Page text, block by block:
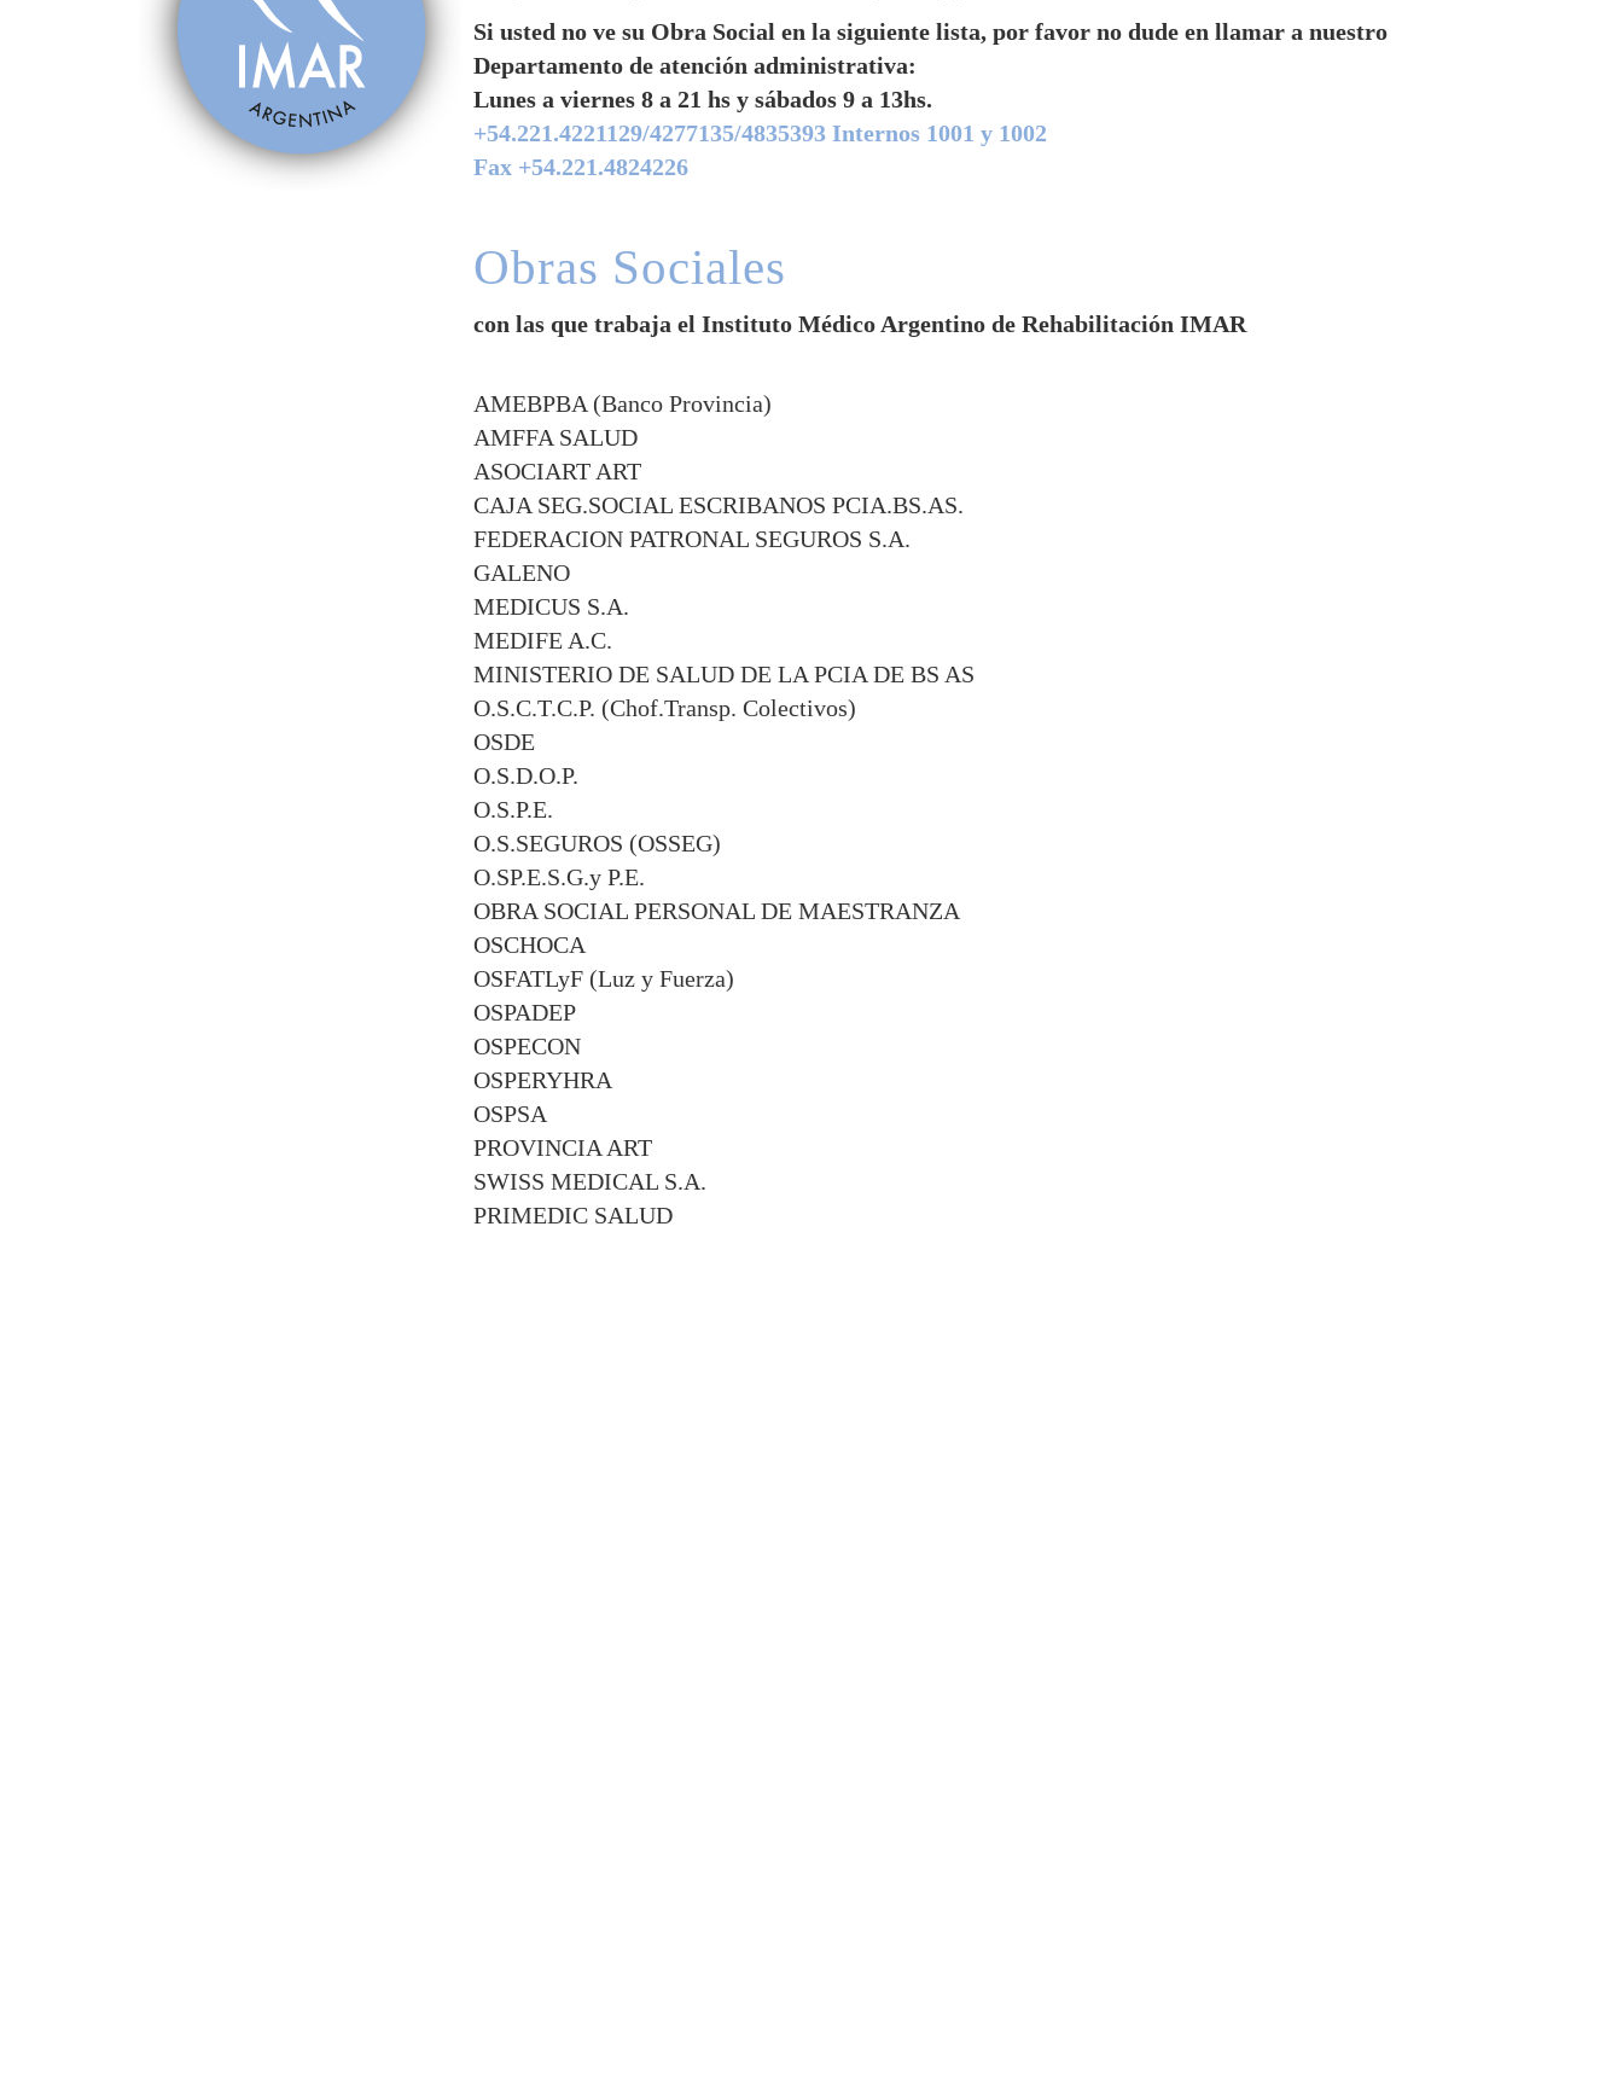
Si usted no ve su Obra Social en la siguiente lista, por favor no dude en llamar a nuestro
Departamento de atención administrativa:
Lunes a viernes 8 a 21 hs y sábados 9 a 13hs.
+54.221.4221129/4277135/4835393 Internos 1001 y 1002
Fax +54.221.4824226
Obras Sociales
con las que trabaja el Instituto Médico Argentino de Rehabilitación IMAR
AMEBPBA (Banco Provincia)
AMFFA SALUD
ASOCIART ART
CAJA SEG.SOCIAL ESCRIBANOS PCIA.BS.AS.
FEDERACION PATRONAL SEGUROS S.A.
GALENO
MEDICUS S.A.
MEDIFE A.C.
MINISTERIO DE SALUD DE LA PCIA DE BS AS
O.S.C.T.C.P. (Chof.Transp. Colectivos)
OSDE
O.S.D.O.P.
O.S.P.E.
O.S.SEGUROS (OSSEG)
O.SP.E.S.G.y P.E.
OBRA SOCIAL PERSONAL DE MAESTRANZA
OSCHOCA
OSFATLyF (Luz y Fuerza)
OSPADEP
OSPECON
OSPERYHRA
OSPSA
PROVINCIA ART
SWISS MEDICAL S.A.
PRIMEDIC SALUD